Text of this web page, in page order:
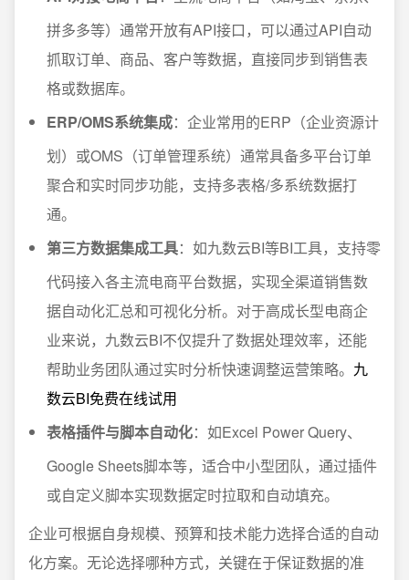
拼多多等）通常开放有API接口，可以通过API自动
抓取订单、商品、客户等数据，直接同步到销售表
格或数据库。
ERP/OMS系统集成：企业常用的ERP（企业资源计
划）或OMS（订单管理系统）通常具备多平台订单
聚合和实时同步功能，支持多表格/多系统数据打
通。
第三方数据集成工具：如九数云BI等BI工具，支持零
代码接入各主流电商平台数据，实现全渠道销售数
据自动化汇总和可视化分析。对于高成长型电商企
业来说，九数云BI不仅提升了数据处理效率，还能
帮助业务团队通过实时分析快速调整运营策略。 九
数云BI免费在线试用
表格插件与脚本自动化：如Excel Power Query、
Google Sheets脚本等，适合中小型团队，通过插件
或自定义脚本实现数据定时拉取和自动填充。
企业可根据自身规模、预算和技术能力选择合适的自动
化方案。无论选择哪种方式，关键在于保证数据的准